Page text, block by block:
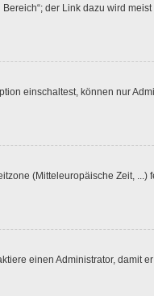
der Link dazu wird
einschaltest, können nur
(Mitteleuropäische Zeit,
einen Administrator, damit